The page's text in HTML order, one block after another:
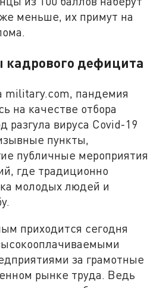
меньше, их примут на
дефицита
military.com, пандемия
на качестве отбора
разгула вируса Covid-19
пункты,
публичные мероприятия
где традиционно
молодых людей и
приходится сегодня
за грамотные
рынке труда. Ведь